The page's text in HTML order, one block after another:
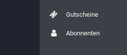
Gutscheine
Abonnenten